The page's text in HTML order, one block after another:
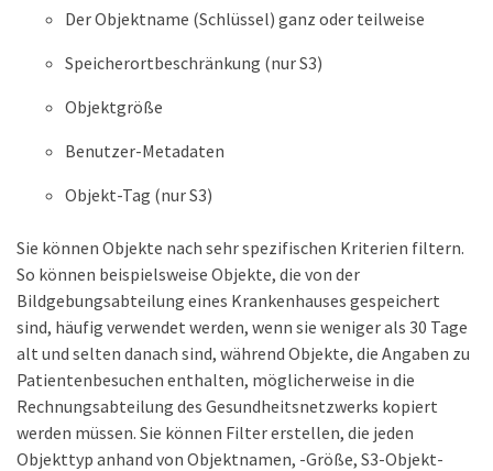
Der Objektname (Schlüssel) ganz oder teilweise
Speicherortbeschränkung (nur S3)
Objektgröße
Benutzer-Metadaten
Objekt-Tag (nur S3)
Sie können Objekte nach sehr spezifischen Kriterien filtern.
So können beispielsweise Objekte, die von der
Bildgebungsabteilung eines Krankenhauses gespeichert
sind, häufig verwendet werden, wenn sie weniger als 30 Tage
alt und selten danach sind, während Objekte, die Angaben zu
Patientenbesuchen enthalten, möglicherweise in die
Rechnungsabteilung des Gesundheitsnetzwerks kopiert
werden müssen. Sie können Filter erstellen, die jeden
Objekttyp anhand von Objektnamen, -Größe, S3-Objekt-